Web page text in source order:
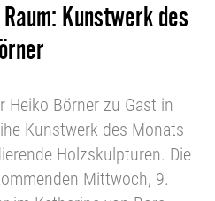
Kunstwerk des
Heiko Börner zu Gast in
Kunstwerk des Monats
Holzskulpturen. Die
Mittwoch, 9.